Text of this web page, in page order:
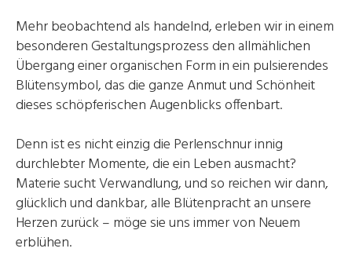
Mehr beobachtend als handelnd, erleben wir in einem
besonderen Gestaltungsprozess den allmählichen
Übergang einer organischen Form in ein pulsierendes
Blütensymbol, das die ganze Anmut und Schönheit
dieses schöpferischen Augenblicks offenbart.
Denn ist es nicht einzig die Perlenschnur innig
durchlebter Momente, die ein Leben ausmacht?
Materie sucht Verwandlung, und so reichen wir dann,
glücklich und dankbar, alle Blütenpracht an unsere
Herzen zurück – möge sie uns immer von Neuem
erblühen.